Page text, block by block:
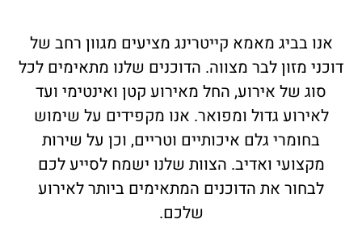
אנו בביג מאמא קייטרינג מציעים מגוון רחב של
דוכני מזון לבר מצווה. הדוכנים שלנו מתאימים לכל
סוג של אירוע, החל מאירוע קטן ואינטימי ועד
לאירוע גדול ומפואר. אנו מקפידים על שימוש
בחומרי גלם איכותיים וטריים, וכן על שירות
מקצועי ואדיב. הצוות שלנו ישמח לסייע לכם
לבחור את הדוכנים המתאימים ביותר לאירוע
שלכם.